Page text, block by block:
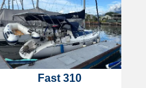
Fast 310